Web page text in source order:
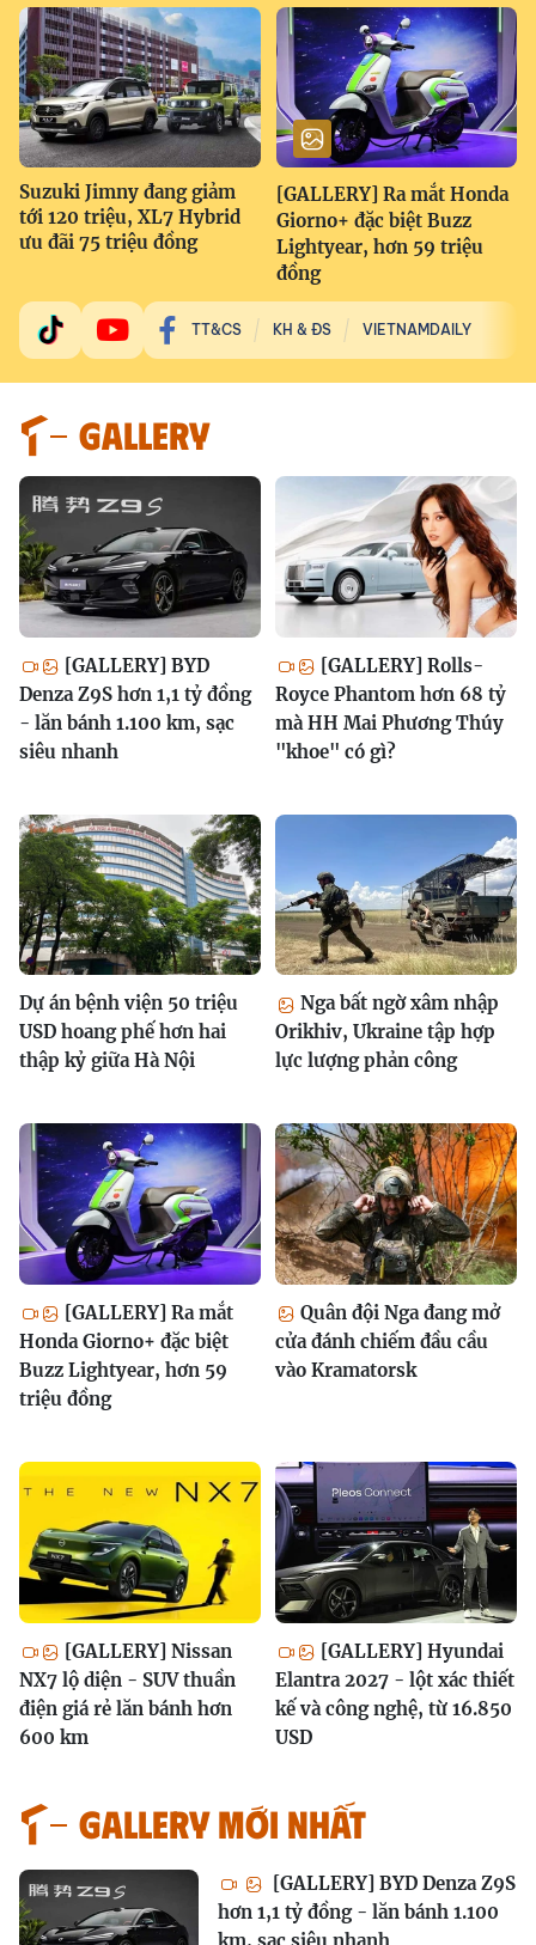
Suzuki Jimny đang giảm
tới 120 triệu, XL7 Hybrid
ưu đãi 75 triệu đồng
[GALLERY] Ra mắt Honda
Giorno+ đặc biệt Buzz
Lightyear, hơn 59 triệu
đồng
TT&CS KH & ĐS VIETNAMDAILY
GALLERY
[GALLERY] BYD
Denza Z9S hơn 1,1 tỷ đồng
- lăn bánh 1.100 km, sạc
siêu nhanh
[GALLERY] Rolls-
Royce Phantom hơn 68 tỷ
mà HH Mai Phương Thúy
"khoe" có gì?
Dự án bệnh viện 50 triệu
USD hoang phế hơn hai
thập kỷ giữa Hà Nội
Nga bất ngờ xâm nhập
Orikhiv, Ukraine tập hợp
lực lượng phản công
[GALLERY] Ra mắt
Honda Giorno+ đặc biệt
Buzz Lightyear, hơn 59
triệu đồng
Quân đội Nga đang mở
cửa đánh chiếm đầu cầu
vào Kramatorsk
[GALLERY] Nissan
NX7 lộ diện - SUV thuần
điện giá rẻ lăn bánh hơn
600 km
[GALLERY] Hyundai
Elantra 2027 - lột xác thiết
kế và công nghệ, từ 16.850
USD
GALLERY MỚI NHẤT
[GALLERY] BYD Denza Z9S
hơn 1,1 tỷ đồng - lăn bánh 1.100
km, sạc siêu nhanh